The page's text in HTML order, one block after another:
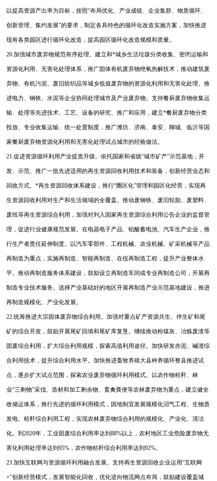
以提高资源产出率为目标，按照“布局优化、产业成链、企业集群、物质循环、
创新管理、集约发展”的要求，制定各具特色的循环化改造实施方案，加快推进
现有各类园区进行循环化改造，提高园区循环化改造规模和质量。
20.加强城市废弃物规范有序处理。建立和*城乡生活垃圾分类收集、密闭运输和
资源化利用、无害化处理体系，推广固体有机废弃物绝氧热解技术，推动建筑废
弃物、有机污泥、废旧纺织品等城乡低值废弃物的资源化利用和无害化处理。推
进电力、钢铁、水泥等企业协同处理城市及产业废弃物。支持餐厨废弃物收集运
输、处理等先进技术、工艺、设备的研究、推广和应用，建立*餐厨废弃物分类
投放、专业收集运输、统一处置制度，推广潍坊、济南、泰安、聊城、临沂等国
家餐厨废弃物资源化利用和无害化处理试点城市的经验做法。
21.促进资源循环利用产业提质升级。依托国家和省级“城市矿产”示范基地，开
发、示范、推广一批先进适用的再生资源回收利用技术和装备，创新经营业态和
回收方式。*再生资源回收体系建设，推行“圈区化”管理和园区化经营，实现再
生资源回收利用对生产和生活领域的全覆盖。推动废钢铁、废旧轮胎、废塑料、
废纸等再生资源综合利用，加强对列入国家再生资源综合利用公告企业的监督管
理，促进行业健康规范发展。在电器电子产品、铅酸蓄电池、汽车生产企业，推
行生产者责任延伸制度。以汽车零部件、工程机械、农业机械、矿采机械等产品
再制造为重点，实施再制造、智能再制造、在役再制造工程，提升产业整体水
平。推动再制造服务体系建设，鼓励设立再制造车间或专业再制造公司，开展再
制造专业技术服务。选择产业基础好的地区开展再制造产业示范基地建设，推进
再制造规模化、产业化发展。
22.统筹推进大宗固体废弃物综合利用。加强对重点矿产资源共生、伴生矿和尾
矿的综合开发，鼓励开展尾矿回填和尾矿库复垦。继续推动粉煤灰、冶炼废渣等
固废综合利用，扩大综合利用规模，探索高值利用途径。加快研发赤泥、碱渣综
合利用技术，提升综合利用水平。加快推进畜牧养殖大县种养循环整县推进试
点，逐步扩大试点范围，探索农业废弃物循环利用模式。以农作物秸秆、林
业“三剩物”采伐、造材和加工剩余物、畜禽粪便等农林废弃物为重点，建立健全
收储运体系，推行先进的循环利用模式，因地制宜发展规模化沼气工程、生物质
发电、秸秆综合利用工程，实现农林废弃物综合利用的规模化、产业化、清洁
化。到2020年，工业固废综合利用率达到88%以上，农村地区工业危险废弃物无
害化利用处理率达到95%，农作物秸秆综合利用率达到92%。
23.加快互联网与资源循环利用融合发展。支持再生资源回收企业运用“互联网
+”创新经营模式，发展智能化回收，优化逆向物流网点布局，鼓励建设覆盖城